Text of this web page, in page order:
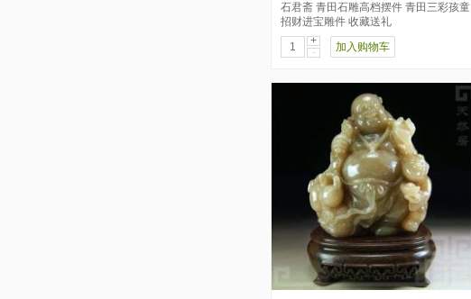
石君斋 青田石雕高档摆件 青田三彩孩童
招财进宝雕件 收藏送礼
+
-
加入购物车